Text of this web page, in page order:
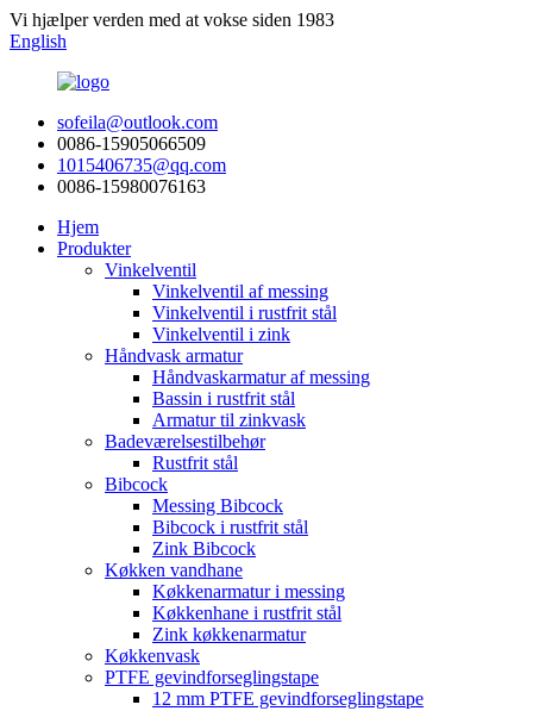
Vi hjælper verden med at vokse siden 1983
English
sofeila@outlook.com
0086-15905066509
1015406735@qq.com
0086-15980076163
Hjem
Produkter
Vinkelventil
Vinkelventil af messing
Vinkelventil i rustfrit stål
Vinkelventil i zink
Håndvask armatur
Håndvaskarmatur af messing
Bassin i rustfrit stål
Armatur til zinkvask
Badeværelsestilbehør
Rustfrit stål
Bibcock
Messing Bibcock
Bibcock i rustfrit stål
Zink Bibcock
Køkken vandhane
Køkkenarmatur i messing
Køkkenhane i rustfrit stål
Zink køkkenarmatur
Køkkenvask
PTFE gevindforseglingstape
12 mm PTFE gevindforseglingstape